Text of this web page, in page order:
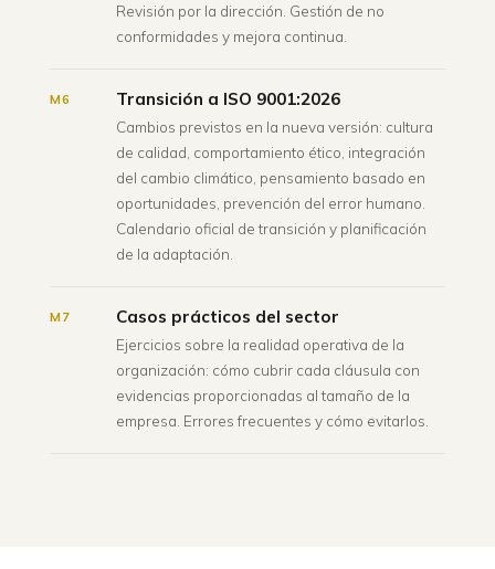
Revisión por la dirección. Gestión de no
conformidades y mejora continua.
M6 Transición a ISO 9001:2026
Cambios previstos en la nueva versión: cultura
de calidad, comportamiento ético, integración
del cambio climático, pensamiento basado en
oportunidades, prevención del error humano.
Calendario oficial de transición y planificación
de la adaptación.
M7 Casos prácticos del sector
Ejercicios sobre la realidad operativa de la
organización: cómo cubrir cada cláusula con
evidencias proporcionadas al tamaño de la
empresa. Errores frecuentes y cómo evitarlos.